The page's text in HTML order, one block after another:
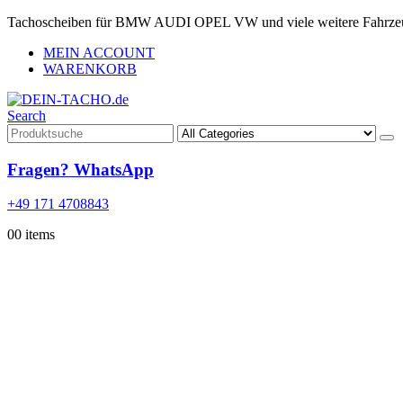
Tachoscheiben für BMW AUDI OPEL VW und viele weitere
MEIN ACCOUNT
WARENKORB
Search
Fragen? WhatsApp
+49 171 4708843
00 items